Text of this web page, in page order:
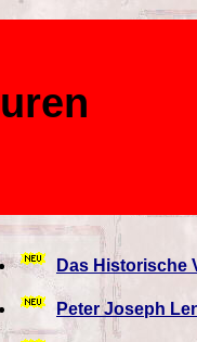
Das Historische
Peter Joseph